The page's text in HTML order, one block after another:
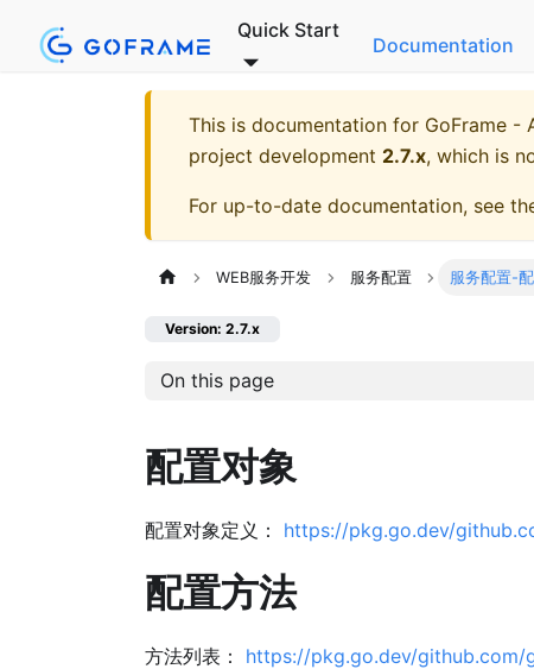
Quick Start
Documentation
This is documentation for GoFrame -
project development 2.7.x, which is
For up-to-date documentation, see
WEB服务开发 服务配置 服务配置-
Version: 2.7.x
On this page
配置对象
配置对象定义： https://pkg.go.dev/
配置方法
方法列表： https://pkg.go.dev/